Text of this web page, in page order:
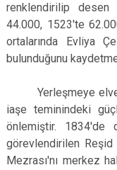
renklendirilip
44.000, 1523'te
ortalarında Evliya
bulunduğunu
Yerleşmeye
iaşe teminindeki
önlemiştir. 1834'de
görevlendirilen
Mezrası'nı merkez